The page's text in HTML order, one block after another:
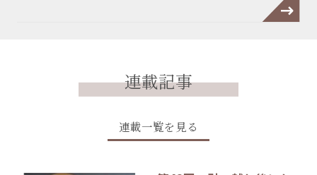
連載記事
連載一覧を見る